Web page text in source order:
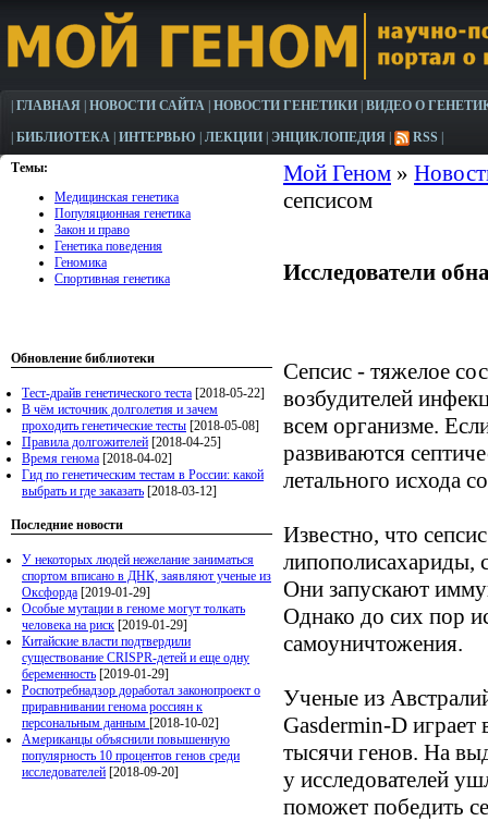
ГЛАВНАЯ НОВОСТИ САЙТА НОВОСТИ ГЕНЕТИКИ ВИДЕО О
БИБЛИОТЕКА ИНТЕРВЬЮ ЛЕКЦИИ ЭНЦИКЛОПЕДИЯ RSS
Темы:
Медицинская генетика
Популяционная генетика
Закон и право
Генетика поведения
Геномика
Спортивная генетика
Обновление библиотеки
Тест-драйв генетического теста [2018-05-22]
В чём источник долголетия и зачем
проходить генетические тесты [2018-05-08]
Правила долгожителей [2018-04-25]
Время генома [2018-04-02]
Гид по генетическим тестам в России: какой
выбрать и где заказать [2018-03-12]
Последние новости
У некоторых людей нежелание заниматься
спортом вписано в ДНК, заявляют ученые из
Оксфорда [2019-01-29]
Особые мутации в геноме могут толкать
человека на риск [2019-01-29]
Китайские власти подтвердили
существование CRISPR-детей и еще одну
беременность [2019-01-29]
Роспотребнадзор доработал законопроект о
приравнивании генома россиян к
персональным данным [2018-10-02]
Американцы объяснили повышенную
популярность 10 процентов генов среди
исследователей [2018-09-20]
Мой Геном »
сепсисом
Исследователи
Сепсис - тяжелое
возбудителей
всем организме.
развиваются
летального исхода
Известно, что
липополисахариды,
Они запускают
Однако до сих пор
самоуничтожения.
Ученые из
Gasdermin-D играет
тысячи генов. На
у исследователей
поможет победить